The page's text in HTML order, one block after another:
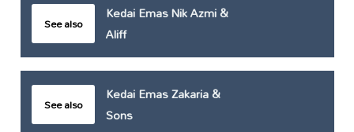
See also
Kedai Emas Nik Azmi &
Aliff
See also
Kedai Emas Zakaria &
Sons